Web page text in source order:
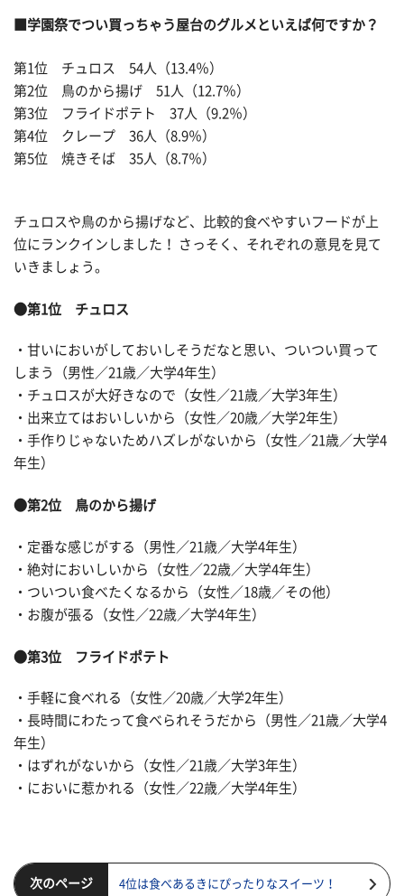
■学園祭でつい買っちゃう屋台のグルメといえば何ですか？
第1位 チュロス 54人（13.4％）
第2位 鳥のから揚げ 51人（12.7％）
第3位 フライドポテト 37人（9.2％）
第4位 クレープ 36人（8.9％）
第5位 焼きそば 35人（8.7％）
チュロスや鳥のから揚げなど、比較的食べやすいフードが上
位にランクインしました！ さっそく、それぞれの意見を見て
いきましょう。
●第1位 チュロス
・甘いにおいがしておいしそうだなと思い、ついつい買って
しまう（男性／21歳／大学4年生）
・チュロスが大好きなので（女性／21歳／大学3年生）
・出来立てはおいしいから（女性／20歳／大学2年生）
・手作りじゃないためハズレがないから（女性／21歳／大学4
年生）
●第2位 鳥のから揚げ
・定番な感じがする（男性／21歳／大学4年生）
・絶対においしいから（女性／22歳／大学4年生）
・ついつい食べたくなるから（女性／18歳／その他）
・お腹が張る（女性／22歳／大学4年生）
●第3位 フライドポテト
・手軽に食べれる（女性／20歳／大学2年生）
・長時間にわたって食べられそうだから（男性／21歳／大学4
年生）
・はずれがないから（女性／21歳／大学3年生）
・においに惹かれる（女性／22歳／大学4年生）
次のページ 4位は食べあるきにぴったりなスイーツ！